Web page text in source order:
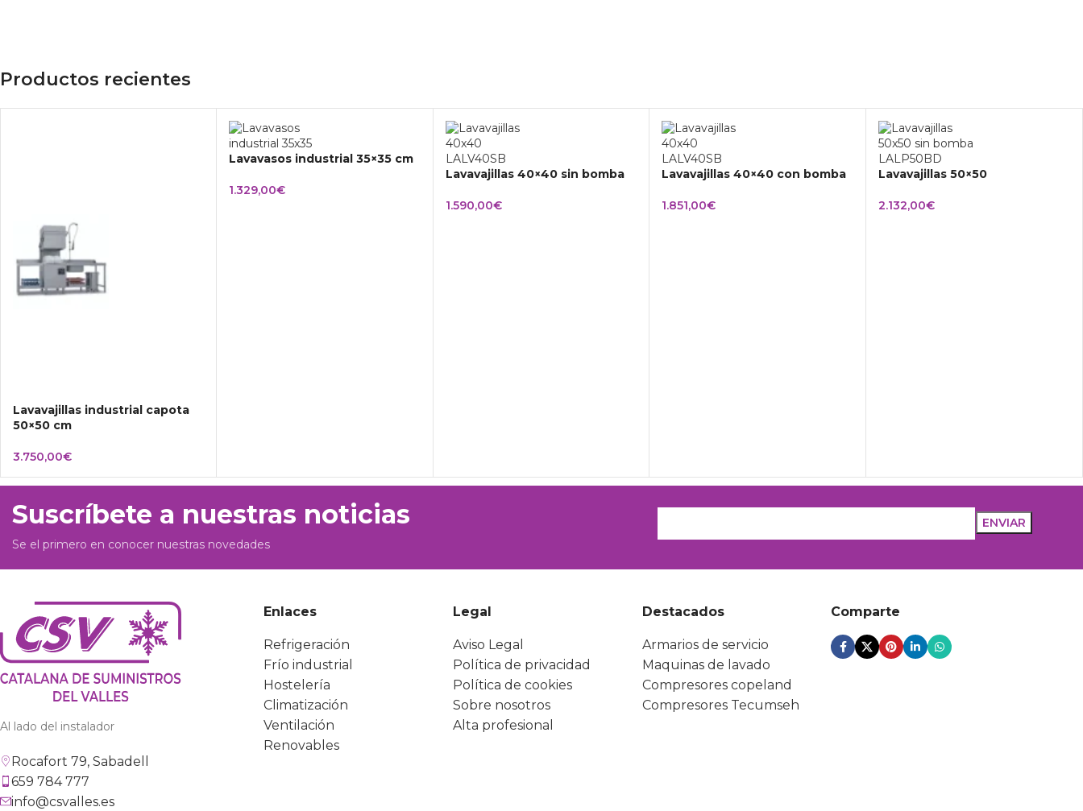
Productos recientes
Lavavajillas industrial capota
50×50 cm
3.750,00€
Lavavasos industrial 35×35 cm
1.329,00€
Lavavajillas 40×40 sin bomba
1.590,00€
Lavavajillas 40×40 con bomba
1.851,00€
Lavavajillas 50×50
2.132,00€
Suscríbete a nuestras noticias
Se el primero en conocer nuestras novedades
Al lado del instalador
Rocafort 79, Sabadell
659 784 777
info@csvalles.es
Enlaces
Refrigeración
Frío industrial
Hostelería
Climatización
Ventilación
Renovables
Legal
Aviso Legal
Política de privacidad
Política de cookies
Sobre nosotros
Alta profesional
Destacados
Armarios de servicio
Maquinas de lavado
Compresores copeland
Compresores Tecumseh
Comparte